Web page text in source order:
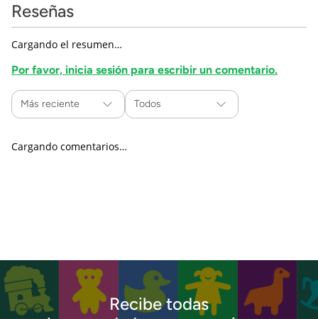
Reseñas
Cargando el resumen…
Por favor, inicia sesión para escribir un comentario.
Más reciente Todos
Cargando comentarios…
Recibe todas